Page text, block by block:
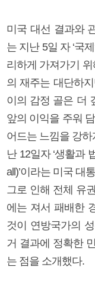
미국 대선 결과와
는 지난 5일 자 ‘국
리하게 가져가기
의 재주는 대단하
이의 감정 골은 더
앞의 이익을 주워
어드는 느낌을 강하
난 12일자 ‘생활과
all)’이라는 미국 대
그로 인해 전체 유
에는 져서 패배한
것이 연방국가의
거 결과에 정확한
는 점을 소개했다.